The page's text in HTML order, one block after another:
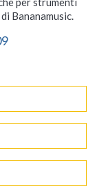
Bananamusic.